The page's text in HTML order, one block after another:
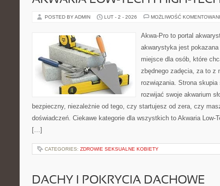
POSTED BY ADMIN LUT - 2 - 2026 MOŻLIWOŚĆ
Akwa-Pro to portal
akwarystyka jest
miejsce dla osób, które
zbędnego zadęcia, za to z
rozwiązania. Strona
rozwijać swoje akwarium
bezpieczny, niezależnie od tego, czy startujesz od zera, czy
doświadczeń. Ciekawe kategorie dla wszystkich to Akwaria Low-
[…]
CATEGORIES: ZDROWIE SEKSUALNE KOBIETY
DACHY I POKRYCIA DACHOWE